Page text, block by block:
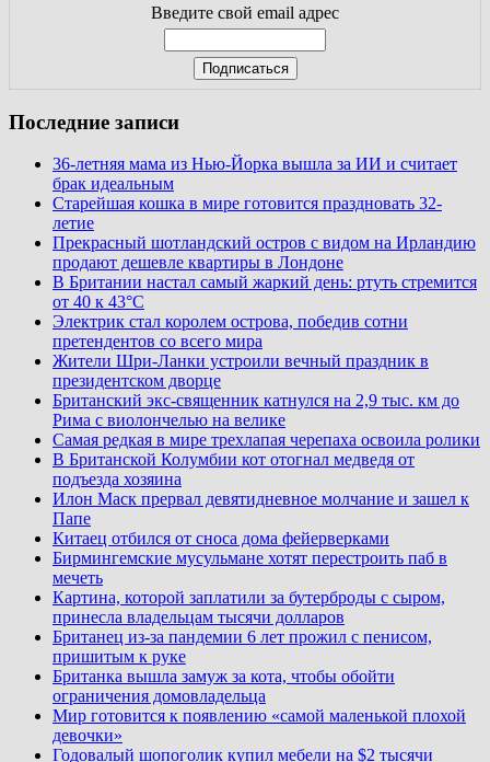
Введите свой email адрес
Последние записи
36-летняя мама из Нью-Йорка вышла за ИИ и считает
брак идеальным
Старейшая кошка в мире готовится праздновать 32-
летие
Прекрасный шотландский остров с видом на Ирландию
продают дешевле квартиры в Лондоне
В Британии настал самый жаркий день: ртуть стремится
от 40 к 43°C
Электрик стал королем острова, победив сотни
претендентов со всего мира
Жители Шри-Ланки устроили вечный праздник в
президентском дворце
Британский экс-священник катнулся на 2,9 тыс. км до
Рима с виолончелью на велике
Самая редкая в мире трехлапая черепаха освоила ролики
В Британской Колумбии кот отогнал медведя от
подъезда хозяина
Илон Маск прервал девятидневное молчание и зашел к
Папе
Китаец отбился от сноса дома фейерверками
Бирмингемские мусульмане хотят перестроить паб в
мечеть
Картина, которой заплатили за бутерброды с сыром,
принесла владельцам тысячи долларов
Британец из-за пандемии 6 лет прожил с пенисом,
пришитым к руке
Британка вышла замуж за кота, чтобы обойти
ограничения домовладельца
Мир готовится к появлению «самой маленькой плохой
девочки»
Годовалый шопоголик купил мебели на $2 тысячи